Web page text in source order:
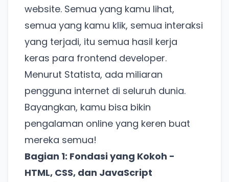
website. Semua yang kamu lihat,
semua yang kamu klik, semua interaksi
yang terjadi, itu semua hasil kerja
keras para frontend developer.
Menurut Statista, ada miliaran
pengguna internet di seluruh dunia.
Bayangkan, kamu bisa bikin
pengalaman online yang keren buat
mereka semua!
Bagian 1: Fondasi yang Kokoh -
HTML, CSS, dan JavaScript